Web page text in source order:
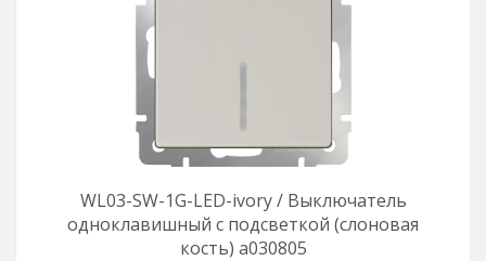
WL03-SW-1G-LED-ivory / Выключатель
одноклавишный с подсветкой (слоновая
кость) a030805